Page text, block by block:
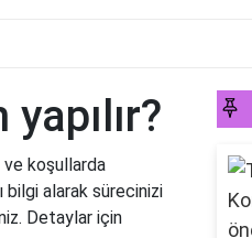
ve koşullarda
bilgi alarak sürecinizi
Detaylar için